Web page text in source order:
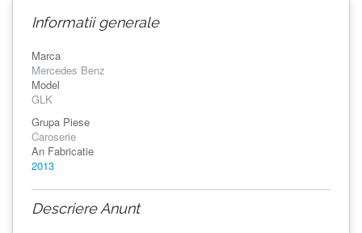
Informatii generale
Marca
Mercedes Benz
Model
GLK
Grupa Piese
Caroserie
An Fabricatie
2013
Descriere Anunt